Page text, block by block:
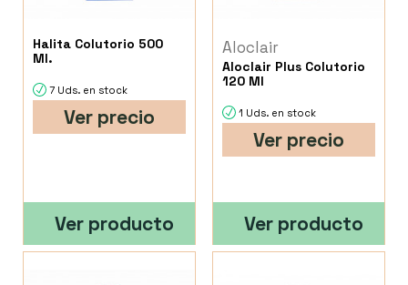
Halita Colutorio 500
Ml.
7 Uds. en stock
Ver precio
Ver producto
Aloclair
Aloclair Plus Colutorio
120 Ml
1 Uds. en stock
Ver precio
Ver producto